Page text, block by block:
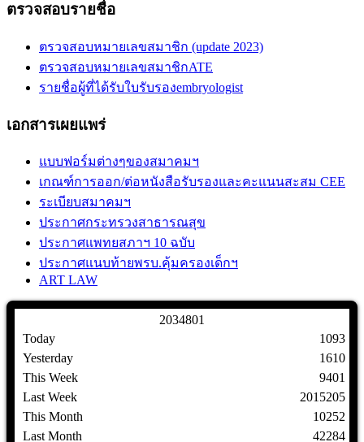
ตรวจสอบรายชื่อ
ตรวจสอบหมายเลขสมาชิก (update 2023)
ตรวจสอบหมายเลขสมาชิกATE
รายชื่อผู้ที่ได้รับใบรับรองembryologist
เอกสารเผยแพร่
แบบฟอร์มต่างๆของสมาคมฯ
เกณฑ์การออก/ต่อหนังสือรับรองและคะแนนสะสม CEE
ระเบียบสมาคมฯ
ประกาศกระทรวงสาธารณสุข
ประกาศแพทยสภาฯ 10 ฉบับ
ประกาศแนบท้ายพรบ.คุ้มครองเด็กฯ
ART LAW
2034801
Today
Yesterday
This Week
Last Week
This Month
Last Month
1093
1610
9401
2015205
10252
42284